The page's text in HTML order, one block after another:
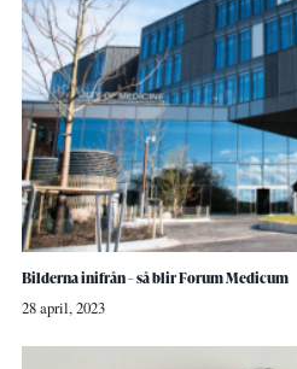
Bilderna inifrån – så blir Forum Medicum
28 april, 2023